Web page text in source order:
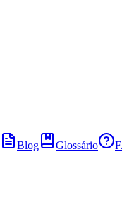
Blog Glossário